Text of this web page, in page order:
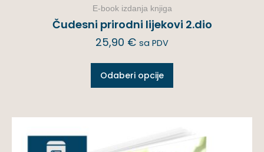
E-book izdanja knjiga
Čudesni prirodni lijekovi 2.dio
25,90 € sa PDV
Odaberi opcije